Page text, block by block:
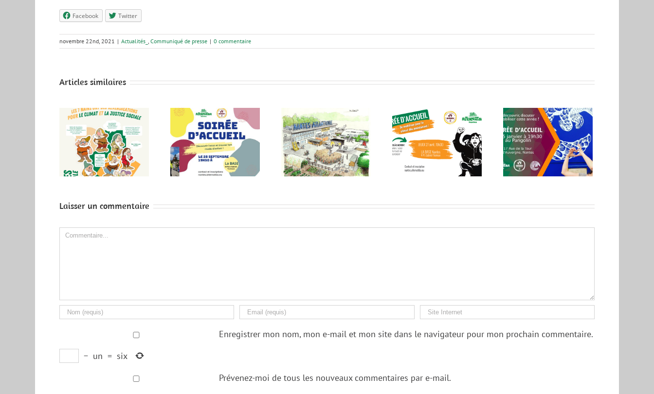
Facebook Twitter
novembre 22nd, 2021 | Actualités_ , Communiqué de presse | 0 commentaire
Articles similaires
Soirée d’accueil le 28
Septembre à la BASE
Alternatiba Nantes
candidate à la
concession de
l’aéroport !
Soirée d’accueil le 27
avril à la BASE
Soirée d’accueil
Alternatiba Nantes
– GIGNV le 25 janvier
au Pangolin
Laisser un commentaire
Comment
Enregistrer mon nom, mon e-mail et mon site dans le navigateur pour mon prochain commentaire.
− un = six
Prévenez-moi de tous les nouveaux commentaires par e-mail.